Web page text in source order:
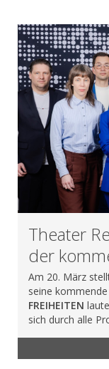
Theater
der
Am 20. März
seine
FREIHEITEN
sich durch alle